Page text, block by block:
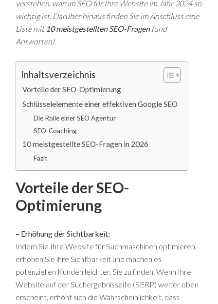
verstehen, warum SEO für Ihre Website im Jahr 2024 so
wichtig ist. Darüber hinaus finden Sie im Anschluss eine
Liste mit 10 meistgestellten SEO-Fragen(und
Antworten).
Inhaltsverzeichnis
Vorteile der SEO-Optimierung
Schlüsselelemente einer effektiven Google SEO
Die Rolle einer SEO Agentur
SEO-Coaching
10 meistgestellte SEO-Fragen in 2026
Fazit
Vorteile der SEO-
Optimierung
– Erhöhung der Sichtbarkeit:
Indem Sie Ihre Website für Suchmaschinen optimieren,
erhöhen Sie ihre Sichtbarkeit und machen es
potenziellen Kunden leichter, Sie zu finden. Wenn Ihre
Website auf der Suchergebnisseite (SERP) weiter oben
erscheint, erhöht sich die Wahrscheinlichkeit, dass